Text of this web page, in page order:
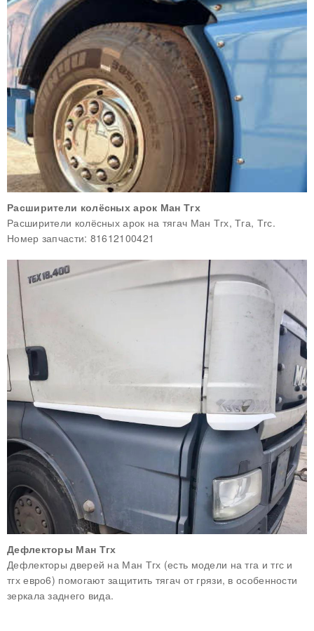
Расширители колёсных арок Ман Тгх
Расширители колёсных арок на тягач Ман Тгх, Тга, Тгс.
Номер запчасти: 81612100421
Дефлекторы Ман Тгх
Дефлекторы дверей на Ман Тгх (есть модели на тга и тгс и
тгх евро6) помогают защитить тягач от грязи, в особенности
зеркала заднего вида.